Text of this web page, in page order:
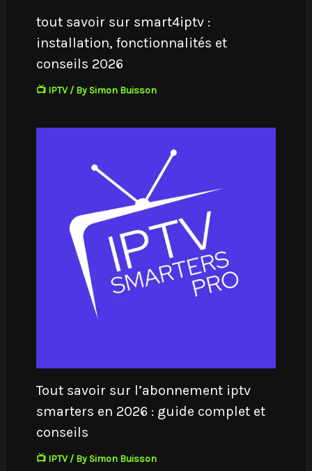
tout savoir sur smart4iptv :
installation, fonctionnalités et
conseils 2026
📺 IPTV/ By Simon Buisson
Tout savoir sur l’abonnement iptv
smarters en 2026 : guide complet et
conseils
📺 IPTV/ By Simon Buisson